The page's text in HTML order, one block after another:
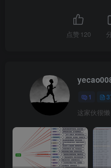
点赞 120
1
这家伙很